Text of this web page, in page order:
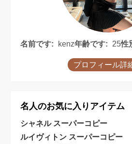
名前です: kenz年齢です: 25性
プロフィール詳
名人のお気に入りアイテム
シャネル スーパーコピー
ルイヴィトン スーパーコピー